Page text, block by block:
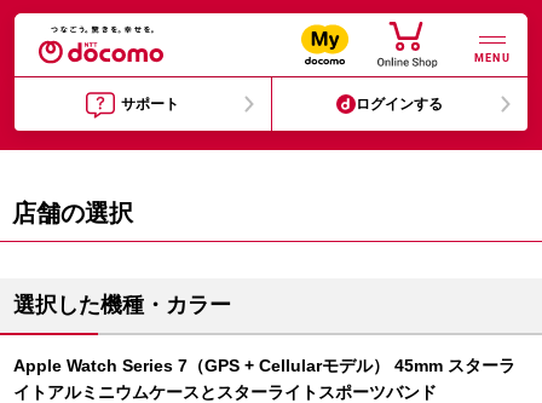
MENU
サポート ログインする
店舗の選択
選択した機種・カラー
Apple Watch Series 7（GPS + Cellularモデル） 45mm スターラ
イトアルミニウムケースとスターライトスポーツバンド